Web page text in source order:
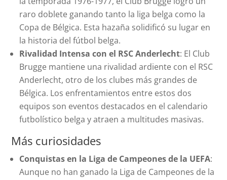
raro doblete ganando tanto la liga belga como la
Copa de Bélgica. Esta hazaña solidificó su lugar en
la historia del fútbol belga.
Rivalidad Intensa con el RSC Anderlecht: El Club
Brugge mantiene una rivalidad ardiente con el RSC
Anderlecht, otro de los clubes más grandes de
Bélgica. Los enfrentamientos entre estos dos
equipos son eventos destacados en el calendario
futbolístico belga y atraen a multitudes masivas.
Más curiosidades
Conquistas en la Liga de Campeones de la UEFA:
Aunque no han ganado la Liga de Campeones de la